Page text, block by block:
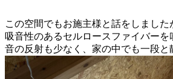
この空間でもお施主様と話をしました
吸音性のあるセルロースファイバー
音の反射も少なく、家の中でも一段と